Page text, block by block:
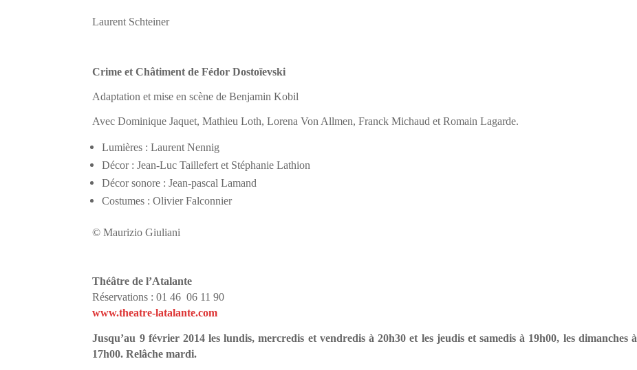
Laurent Schteiner
Crime et Châtiment de Fédor Dostoïevski
Adaptation et mise en scène de Benjamin Kobil
Avec Dominique Jaquet, Mathieu Loth, Lorena Von Allmen, Franck Michaud et Romain Lagarde.
Lumières : Laurent Nennig
Décor : Jean-Luc Taillefert et Stéphanie Lathion
Décor sonore : Jean-pascal Lamand
Costumes : Olivier Falconnier
© Maurizio Giuliani
Théâtre de l’Atalante
Réservations : 01 46 06 11 90
www.theatre-latalante.com
Jusqu’au 9 février 2014 les lundis, mercredis et vendredis à 20h30 et les jeudis et samedis à 19h00, les dimanches à
17h00. Relâche mardi.